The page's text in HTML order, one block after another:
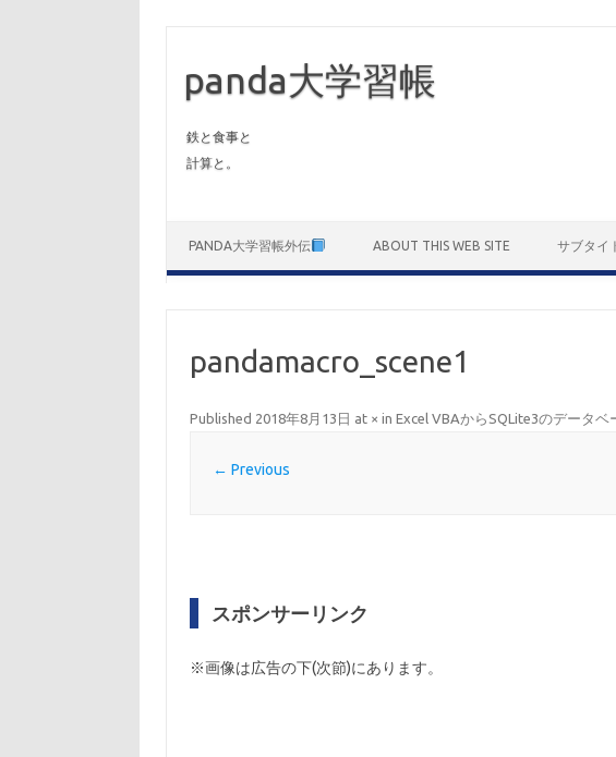
panda大学習帳
鉄と食事と
計算と。
PANDA大学習帳外伝 ABOUT THIS WEB SITE サブタイ
pandamacro_scene1
Published 2018年8月13日 at × in Excel VBAからSQLite3のデータ
← Previous
スポンサーリンク
※画像は広告の下(次節)にあります。